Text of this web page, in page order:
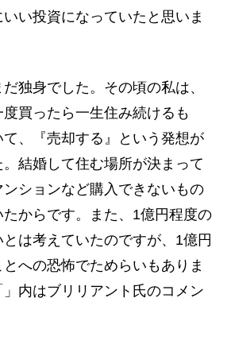
い投資になっていたと思いま
独身でした。その頃の私は、
度買ったら一生住み続けるも
、『売却する』という発想が
結婚して住む場所が決まって
ションなど購入できないもの
からです。また、1億円程度の
は考えていたのですが、1億円
への恐怖でためらいもありま
」内はブリリアント氏のコメン